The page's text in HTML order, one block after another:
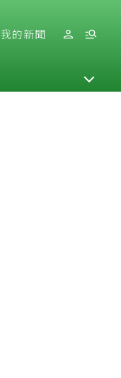
我的新聞